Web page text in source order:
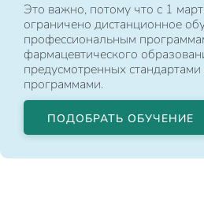
Это важно, потому что с 1
ограничено дистанционное
профессиональным
фармацевтического
предусмотренных
программами.
ПОДОБРАТЬ ОБУЧЕНИЕ